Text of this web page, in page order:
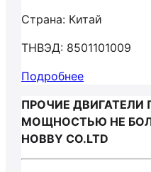
Страна: Китай
ТНВЭД: 8501101009
Подробнее
ПРОЧИЕ
МОЩНОСТЬЮ НЕ
HOBBY CO.LTD